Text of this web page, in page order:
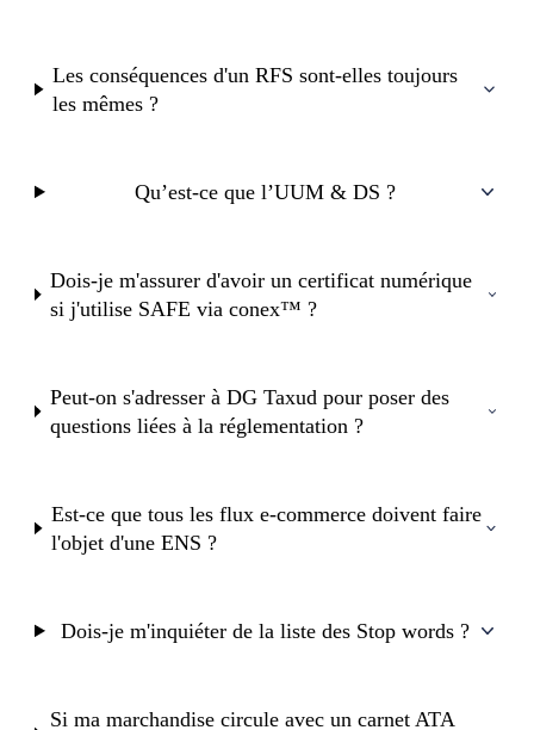
Les conséquences d'un RFS sont-elles toujours
les mêmes ?
Qu’est-ce que l’UUM & DS ?
Dois-je m'assurer d'avoir un certificat numérique
si j'utilise SAFE via conex™ ?
Peut-on s'adresser à DG Taxud pour poser des
questions liées à la réglementation ?
Est-ce que tous les flux e-commerce doivent faire
l'objet d'une ENS ?
Dois-je m'inquiéter de la liste des Stop words ?
Si ma marchandise circule avec un carnet ATA